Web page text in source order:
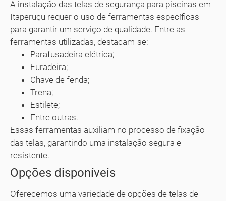
A instalação das telas de segurança para piscinas em
Itaperuçu requer o uso de ferramentas específicas
para garantir um serviço de qualidade. Entre as
ferramentas utilizadas, destacam-se:
Parafusadeira elétrica;
Furadeira;
Chave de fenda;
Trena;
Estilete;
Entre outras.
Essas ferramentas auxiliam no processo de fixação
das telas, garantindo uma instalação segura e
resistente.
Opções disponíveis
Oferecemos uma variedade de opções de telas de